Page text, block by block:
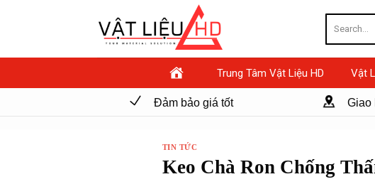
dung
for:
Trung Tâm Vật Liệu HD Vật
Đảm bảo giá tốt Giao
TIN TỨC
Keo Chà Ron Chống